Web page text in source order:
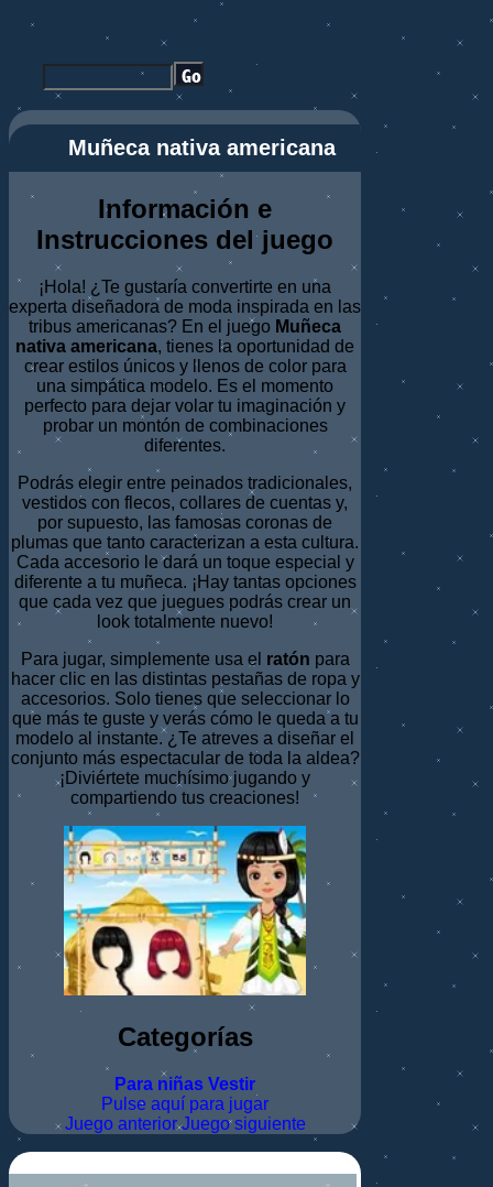
Muñeca nativa americana
Información e
Instrucciones del juego
¡Hola! ¿Te gustaría convertirte en una
experta diseñadora de moda inspirada en las
tribus americanas? En el juego Muñeca
nativa americana, tienes la oportunidad de
crear estilos únicos y llenos de color para
una simpática modelo. Es el momento
perfecto para dejar volar tu imaginación y
probar un montón de combinaciones
diferentes.
Podrás elegir entre peinados tradicionales,
vestidos con flecos, collares de cuentas y,
por supuesto, las famosas coronas de
plumas que tanto caracterizan a esta cultura.
Cada accesorio le dará un toque especial y
diferente a tu muñeca. ¡Hay tantas opciones
que cada vez que juegues podrás crear un
look totalmente nuevo!
Para jugar, simplemente usa el ratón para
hacer clic en las distintas pestañas de ropa y
accesorios. Solo tienes que seleccionar lo
que más te guste y verás cómo le queda a tu
modelo al instante. ¿Te atreves a diseñar el
conjunto más espectacular de toda la aldea?
¡Diviértete muchísimo jugando y
compartiendo tus creaciones!
Categorías
Para niñas Vestir
Pulse aquí para jugar
Juego anteriorJuego siguiente